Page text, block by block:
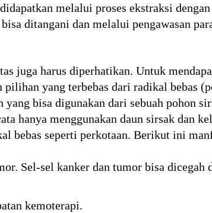
melalui proses ekstraksi
ditangani dan melalui pengawasan
juga harus diperhatikan. Untuk
yang terbebas dari radikal bebas
bisa digunakan dari sebuah pohon
hanya menggunakan daun sirsak dan
bebas seperti perkotaan. Berikut ini
Sel-sel kanker dan tumor bisa dicegah
kemoterapi.